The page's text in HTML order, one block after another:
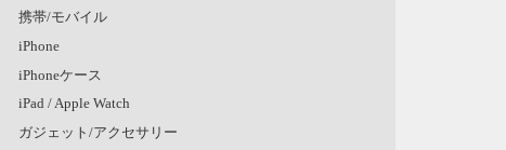
携帯/モバイル
iPhone
iPhoneケース
iPad / Apple Watch
ガジェット/アクセサリー